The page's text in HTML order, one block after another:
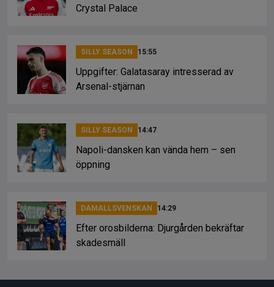
Crystal Palace
SILLY SEASON 15:55
Uppgifter: Galatasaray intresserad av
Arsenal-stjärnan
SILLY SEASON 14:47
Napoli-dansken kan vända hem – sen
öppning
DAMALLSVENSKAN 14:29
Efter orosbilderna: Djurgården bekräftar
skadesmäll